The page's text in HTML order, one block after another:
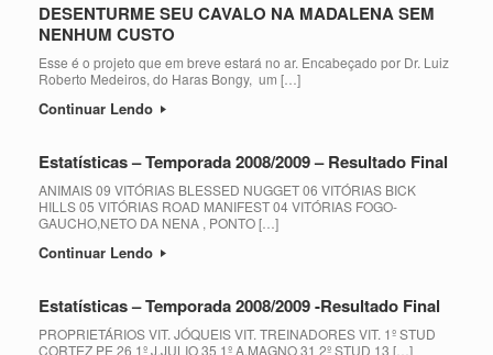
DESENTURME SEU CAVALO NA MADALENA SEM
NENHUM CUSTO
Esse é o projeto que em breve estará no ar. Encabeçado por Dr. Luiz
Roberto Medeiros, do Haras Bongy, um […]
Continuar Lendo
Estatísticas – Temporada 2008/2009 – Resultado Final
ANIMAIS 09 VITÓRIAS BLESSED NUGGET 06 VITÓRIAS BICK
HILLS 05 VITÓRIAS ROAD MANIFEST 04 VITÓRIAS FOGO-
GAUCHO,NETO DA NENA , PONTO […]
Continuar Lendo
Estatísticas – Temporada 2008/2009 -Resultado Final
PROPRIETÁRIOS VIT. JÓQUEIS VIT. TREINADORES VIT. 1º STUD
CORTEZ PE 26 1º J.JULIO 35 1º A.MAGNO 31 2º STUD 13 […]